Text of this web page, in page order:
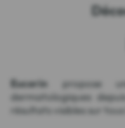
Eucerin propose
dermatologiques
résultats visibles sur